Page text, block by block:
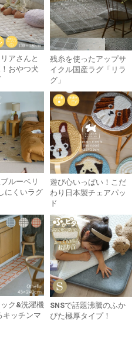
アさんと
おやつ犬
残糸を使ったアップサ
イクル国産ラグ「リラ
グ」
ルーベリ
にくいラグ
遊び心いっぱい！こだ
わり日本製チェアパッ
ド
ク&洗濯機
キッチンマ
SNSで話題沸騰のふか
ぴた極厚タイプ！